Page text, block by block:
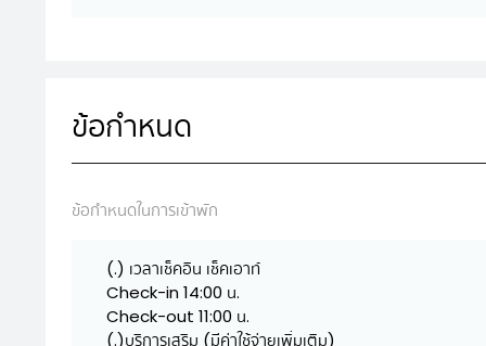
ข้อกำหนด
ข้อกำหนดในการเข้าพัก
(.) เวลาเช็คอิน เช็คเอาท์
Check-in 14:00 น.
Check-out 11:00 น.
(.)บริการเสริม (มีค่าใช้จ่ายเพิ่มเติม)